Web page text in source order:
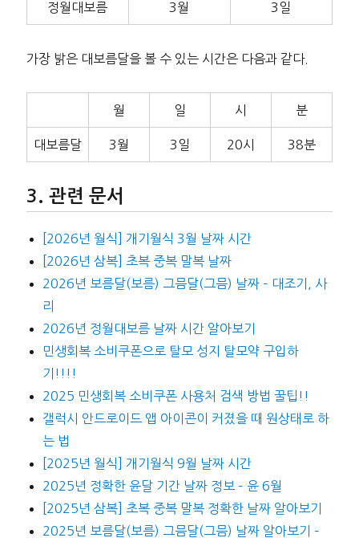
정월대보름 3월 3일
가장 밝은 대보름달을 볼 수 있는 시간은 다음과 같다.
월 일 시 분
대보름달 3월 3일 20시 38분
관련 문서
[2026년 월식] 개기월식 3월 날짜 시간
[2026년 삼복] 초복 중복 말복 날짜
2026년 보름달(보름) 그믐달(그믐) 날짜 – 대조기, 사
리
2026년 정월대보름 날짜 시간 알아보기
민생회복 소비쿠폰으로 탈모 성지 탈모약 구입하
기!!!!
2025 민생회복 소비쿠폰 사용처 검색 방법 꿀팁!!
갤럭시 안드로이드 앱 아이콘이 커졌을 때 원상태로 하
는 법
[2025년 월식] 개기월식 9월 날짜 시간
2025년 정확한 윤달 기간 날짜 정보 – 윤 6월
[2025년 삼복] 초복 중복 말복 정확한 날짜 알아보기
2025년 보름달(보름) 그믐달(그믐) 날짜 알아보기 –